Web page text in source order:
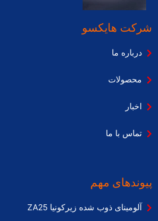
شرکت هایکسو
درباره ما
محصولات
اخبار
تماس با ما
پیوندهای مهم
آلومینای ذوب شده زیرکونیا ZA25